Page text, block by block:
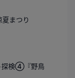
まつり
探検④『野鳥